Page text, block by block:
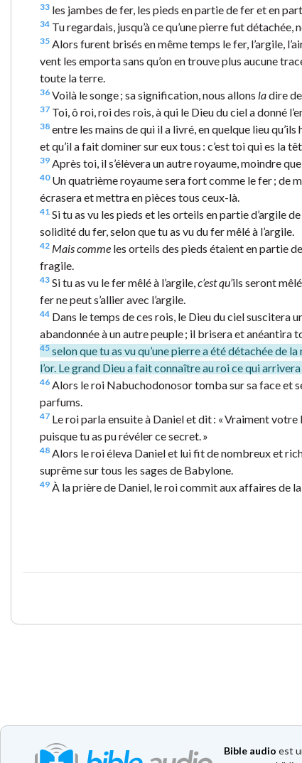
33 les jambes de fer, les pieds en partie de fer et en
34 Tu regardais, jusqu’à ce qu’une pierre fut
35 Alors furent brisés en même temps le fer, l’argile,
vent les emporta sans qu’on en trouve plus aucune
toute la terre.
36 Voilà le songe ; sa signification, nous allons ladire
37 Toi, ô roi, roi des rois, à qui le Dieu du ciel a donné
38 entre les mains de qui il a livré, en quelque lieu
et qu’il a fait dominer sur eux tous : c’est toi qui es la
39 Après toi, il s’élèvera un autre royaume, moindre
40Un quatrième royaume sera fort comme le fer ; de
écrasera et mettra en pièces tous ceux-là.
41 Si tu as vu les pieds et les orteils en partie d’argile
solidité du fer, selon que tu as vu du fer mêlé à l’argile.
42 Mais comme les orteils des pieds étaient en partie
fragile.
43 Si tu as vu le fer mêlé à l’argile, c’est qu’ils seront
fer ne peut s’allier avec l’argile.
44 Dans le temps de ces rois, le Dieu du ciel suscitera
abandonnée à un autre peuple ; il brisera et anéantira
45 selon que tu as vu qu’une pierre a été détachée de
l’or. Le grand Dieu a fait connaître au roi ce qui
46 Alors le roi Nabuchodonosor tomba sur sa face et
parfums.
47 Le roi parla ensuite à Daniel et dit : « Vraiment
puisque tu as pu révéler ce secret. »
48 Alors le roi éleva Daniel et lui fit de nombreux et
suprême sur tous les sages de Babylone.
49 À la prière de Daniel, le roi commit aux affaires de
Bible audio est